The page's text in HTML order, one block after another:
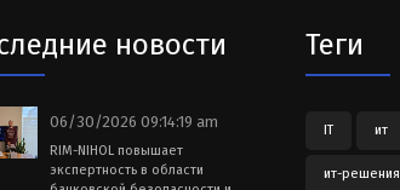
новости
06/30/2026 09:14:19 am
RIM-NIHOL повышает
экспертность в области
Теги
IT ит
ит-решения